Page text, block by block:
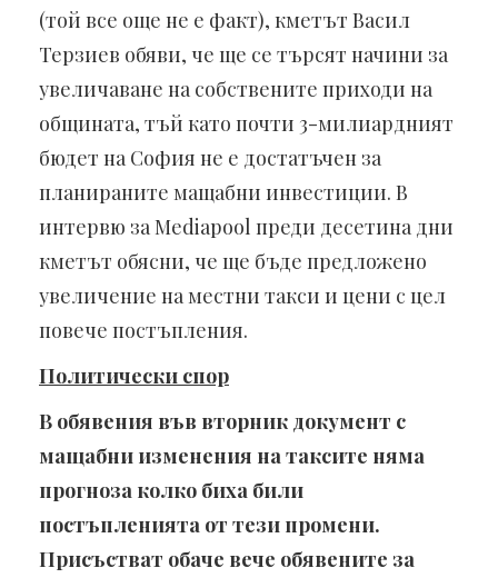
(той все още не е факт), кметът Васил
Терзиев обяви, че ще се търсят начини за
увеличаване на собствените приходи на
общината, тъй като почти 3-милиардният
бюдет на София не е достатъчен за
планираните мащабни инвестиции. В
интервю за Mediapool преди десетина дни
кметът обясни, че ще бъде предложено
увеличение на местни такси и цени с цел
повече постъпления.
Политически спор
В обявения във вторник документ с
мащабни изменения на таксите няма
прогноза колко биха били
постъпленията от тези промени.
Присъстват обаче вече обявените за